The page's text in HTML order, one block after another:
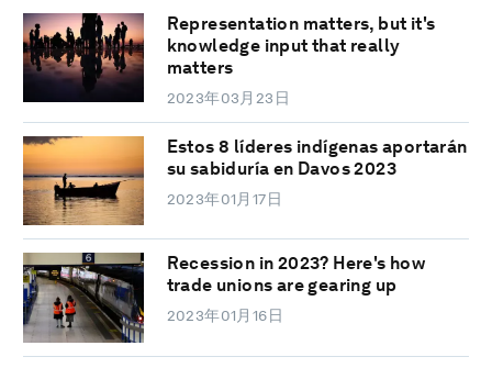
Representation matters, but it's
knowledge input that really
matters
2023年03月23日
Estos 8 líderes indígenas aportarán
su sabiduría en Davos 2023
2023年01月17日
Recession in 2023? Here's how
trade unions are gearing up
2023年01月16日